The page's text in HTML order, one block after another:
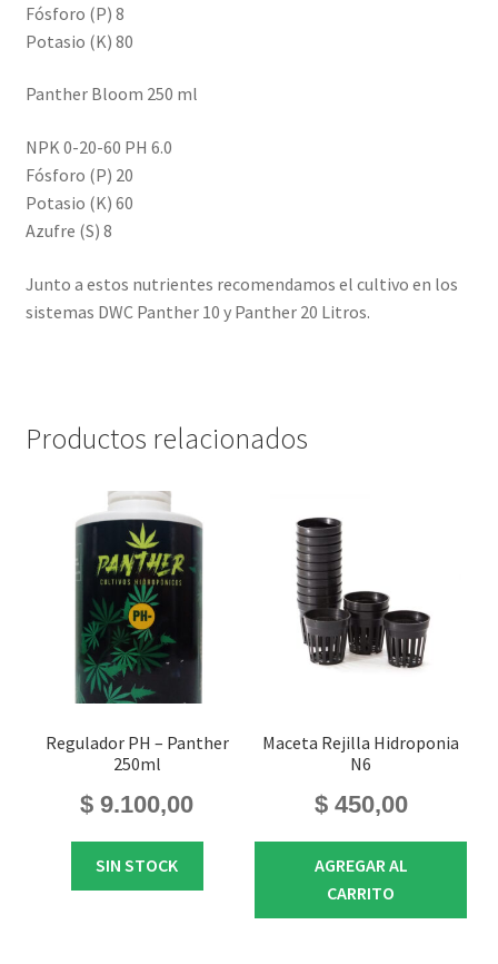
Fósforo (P) 8
Potasio (K) 80
Panther Bloom 250 ml
NPK 0-20-60 PH 6.0
Fósforo (P) 20
Potasio (K) 60
Azufre (S) 8
Junto a estos nutrientes recomendamos el cultivo en los
sistemas DWC Panther 10 y Panther 20 Litros.
Productos relacionados
Regulador PH – Panther
250ml
$ 9.100,00
SIN STOCK
Maceta Rejilla Hidroponia
N6
$450,00
AGREGAR AL
CARRITO